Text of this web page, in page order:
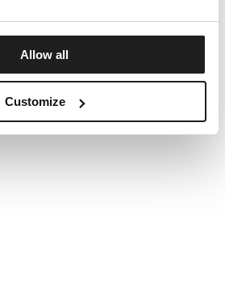
Allow all
Customize